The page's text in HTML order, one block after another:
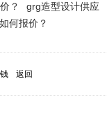
？
grg造型设计供应
何报价？
返回